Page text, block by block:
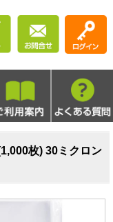
枚) 30ミクロン